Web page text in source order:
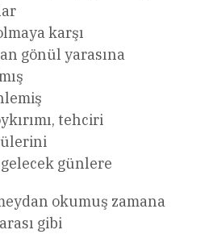
karşı
gönül yarasına
tehciri
günlere
okumuş zamana
gibi